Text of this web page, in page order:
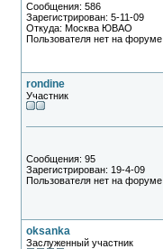
Сообщения: 586
Зарегистрирован: 5-11-09
Откуда: Москва ЮВАО
Пользователя нет на форуме
rondine
Участник
Сообщения: 95
Зарегистрирован: 19-4-09
Пользователя нет на форуме
oksanka
Заслуженный участник